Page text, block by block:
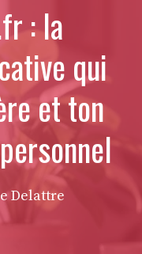
: la
qui
et ton
Delattre